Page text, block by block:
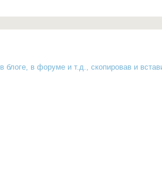
в форуме и т.д., скопировав и